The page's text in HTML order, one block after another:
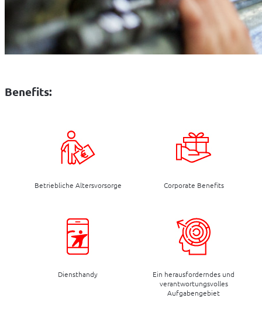
Benefits:
Betriebliche Altersvorsorge Corporate Benefits
Diensthandy
Ein herausforderndes und
verantwortungsvolles
Aufgabengebiet